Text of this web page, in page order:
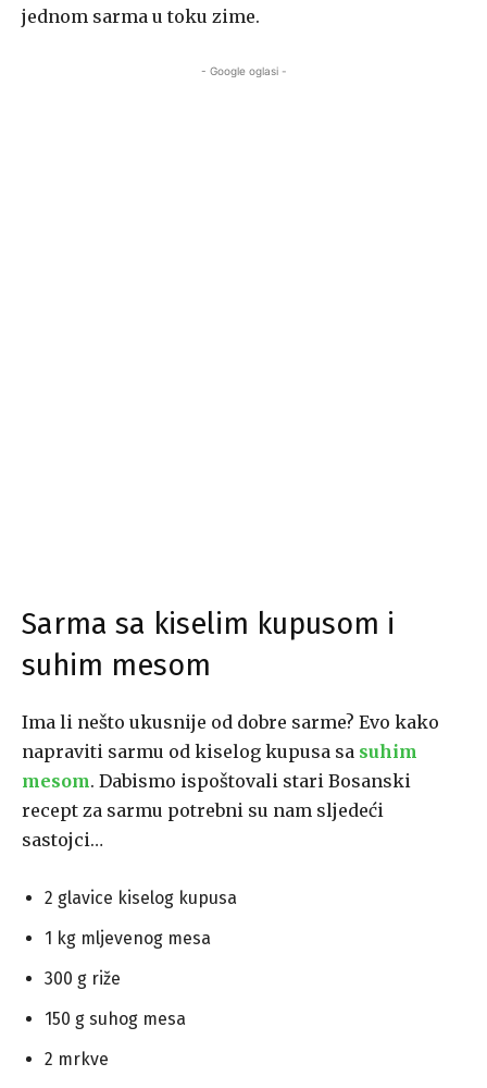
jednom sarma u toku zime.
- Google oglasi -
Sarma sa kiselim kupusom i
suhim mesom
Ima li nešto ukusnije od dobre sarme? Evo kako
napraviti sarmu od kiselog kupusa sa suhim
mesom. Dabismo ispoštovali stari Bosanski
recept za sarmu potrebni su nam sljedeći
sastojci…
2 glavice kiselog kupusa
1 kg mljevenog mesa
300 g riže
150 g suhog mesa
2 mrkve